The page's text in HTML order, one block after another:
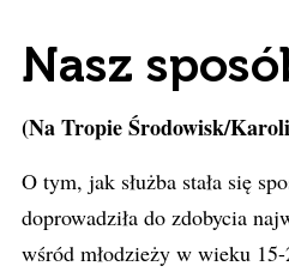
Nasz
(Na Tropie Środowisk/
O tym, jak służba stała się
doprowadziła do zdobycia
wśród młodzieży w wieku